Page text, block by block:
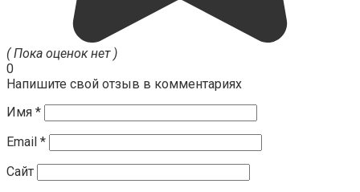
( Пока оценок нет )
0
Напишите свой отзыв в комментариях
Имя *
Email *
Сайт